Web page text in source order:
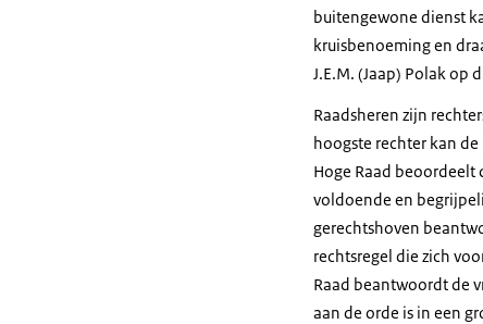
buitengewone dienst
kruisbenoeming en
J.E.M. (Jaap) Polak op
Raadsheren zijn
hoogste rechter kan
Hoge Raad beoordeelt
voldoende en
gerechtshoven
rechtsregel die zich
Raad beantwoordt de
aan de orde is in een